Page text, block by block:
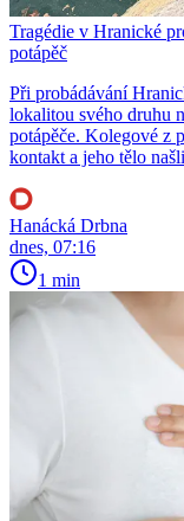
Tragédie v Hranické
potápěč
Při probádávání
lokalitou svého druhu
potápěče. Kolegové z
kontakt a jeho tělo
Hanácká Drbna
dnes, 07:16
1 min